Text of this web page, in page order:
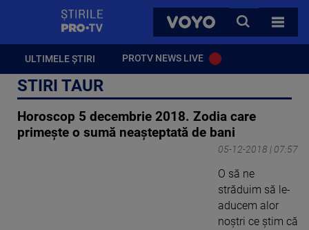
VOYO
CAUTA
TOATE
ULTIMELE ȘTIRI PROTV NEWS LIVE
STIRI TAUR
Horoscop 5 decembrie 2018. Zodia care
primește o sumă neașteptată de bani
05-12-2018 | 07:57
O să ne
străduim să le-
aducem alor
noştri ce ştim că